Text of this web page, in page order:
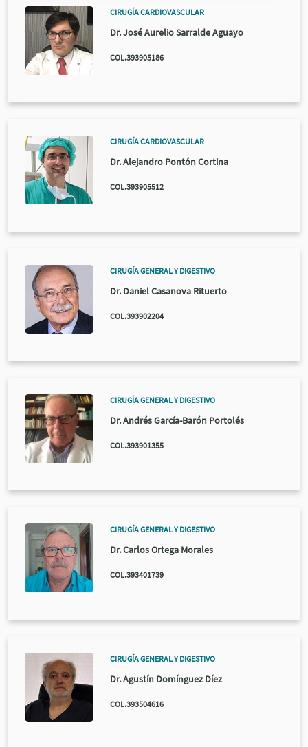
CIRUGÍA CARDIOVASCULAR
Dr. José Aurelio Sarralde Aguayo
COL.393905186
CIRUGÍA CARDIOVASCULAR
Dr. Alejandro Pontón Cortina
COL.393905512
CIRUGÍA GENERAL Y DIGESTIVO
Dr. Daniel Casanova Rituerto
COL.393902204
CIRUGÍA GENERAL Y DIGESTIVO
Dr. Andrés García-Barón Portolés
COL.393901355
CIRUGÍA GENERAL Y DIGESTIVO
Dr. Carlos Ortega Morales
COL.393401739
CIRUGÍA GENERAL Y DIGESTIVO
Dr. Agustín Domínguez Díez
COL.393504616